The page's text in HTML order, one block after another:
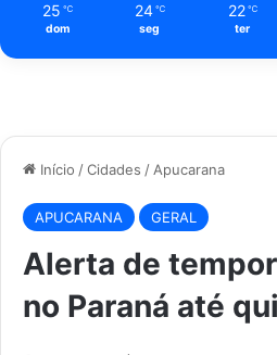
Início /Cidades / Apucarana
APUCARANA GERAL
Alerta de
no Paraná até
25 ℃
dom
24 ℃
seg
22 ℃
ter